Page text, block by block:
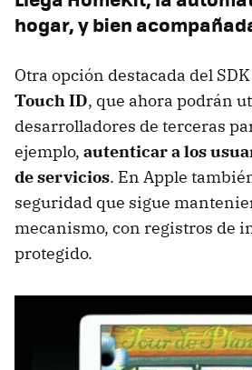
hogar, y bien
Otra opción destacada del
Touch ID, que ahora podrán
desarrolladores de terceras
ejemplo, autenticar a los
de servicios. En Apple
seguridad que sigue
mecanismo, con registros de
protegido.